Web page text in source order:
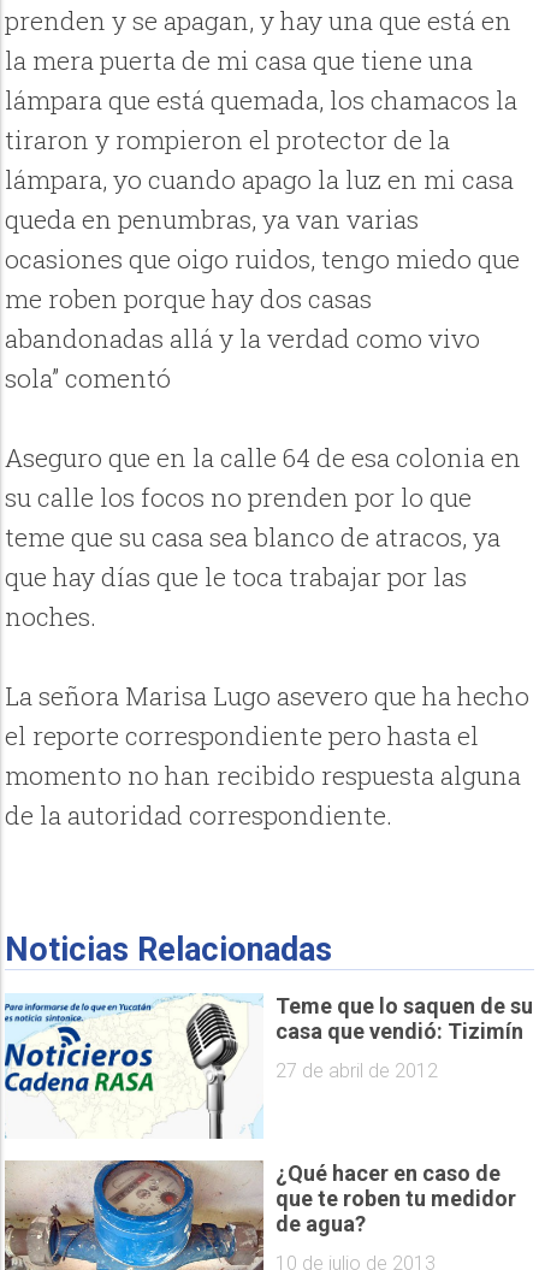
prenden y se apagan, y hay una que está en
la mera puerta de mi casa que tiene una
lámpara que está quemada, los chamacos la
tiraron y rompieron el protector de la
lámpara, yo cuando apago la luz en mi casa
queda en penumbras, ya van varias
ocasiones que oigo ruidos, tengo miedo que
me roben porque hay dos casas
abandonadas allá y la verdad como vivo
sola” comentó
Aseguro que en la calle 64 de esa colonia en
su calle los focos no prenden por lo que
teme que su casa sea blanco de atracos, ya
que hay días que le toca trabajar por las
noches.
La señora Marisa Lugo asevero que ha hecho
el reporte correspondiente pero hasta el
momento no han recibido respuesta alguna
de la autoridad correspondiente.
Noticias Relacionadas
Teme que lo saquen de su
casa que vendió: Tizimín
27 de abril de 2012
¿Qué hacer en caso de
que te roben tu medidor
de agua?
10 de julio de 2013